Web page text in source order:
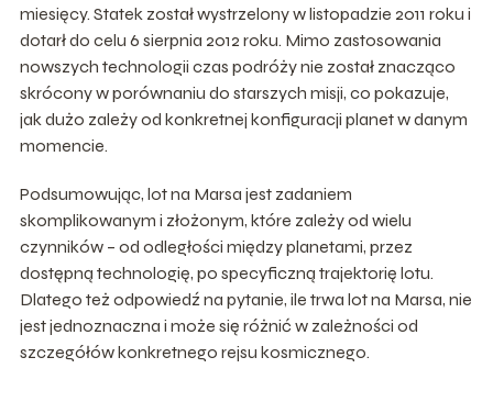
miesięcy. Statek został wystrzelony w listopadzie 2011 roku i
dotarł do celu 6 sierpnia 2012 roku. Mimo zastosowania
nowszych technologii czas podróży nie został znacząco
skrócony w porównaniu do starszych misji, co pokazuje,
jak dużo zależy od konkretnej konfiguracji planet w danym
momencie.
Podsumowując, lot na Marsa jest zadaniem
skomplikowanym i złożonym, które zależy od wielu
czynników – od odległości między planetami, przez
dostępną technologię, po specyficzną trajektorię lotu.
Dlatego też odpowiedź na pytanie, ile trwa lot na Marsa, nie
jest jednoznaczna i może się różnić w zależności od
szczegółów konkretnego rejsu kosmicznego.